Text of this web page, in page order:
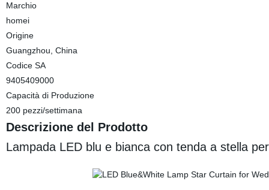
Marchio
homei
Origine
Guangzhou, China
Codice SA
9405409000
Capacità di Produzione
200 pezzi/settimana
Descrizione del Prodotto
Lampada LED blu e bianca con tenda a stella